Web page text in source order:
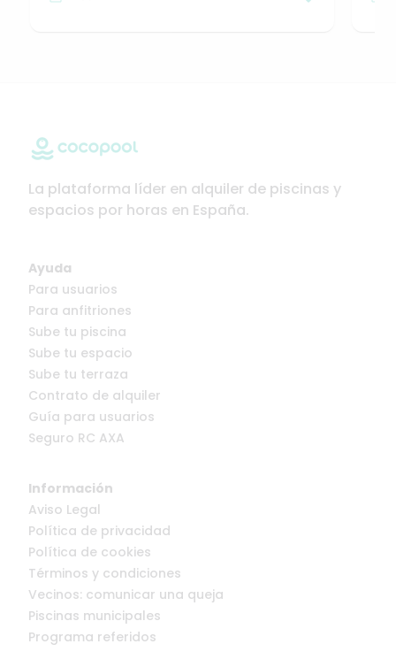
La plataforma líder en alquiler de piscinas y
espacios por horas en España.
Ayuda
Para usuarios
Para anfitriones
Sube tu piscina
Sube tu espacio
Sube tu terraza
Contrato de alquiler
Guía para usuarios
Seguro RC AXA
Información
Aviso Legal
Política de privacidad
Política de cookies
Términos y condiciones
Vecinos: comunicar una queja
Piscinas municipales
Programa referidos